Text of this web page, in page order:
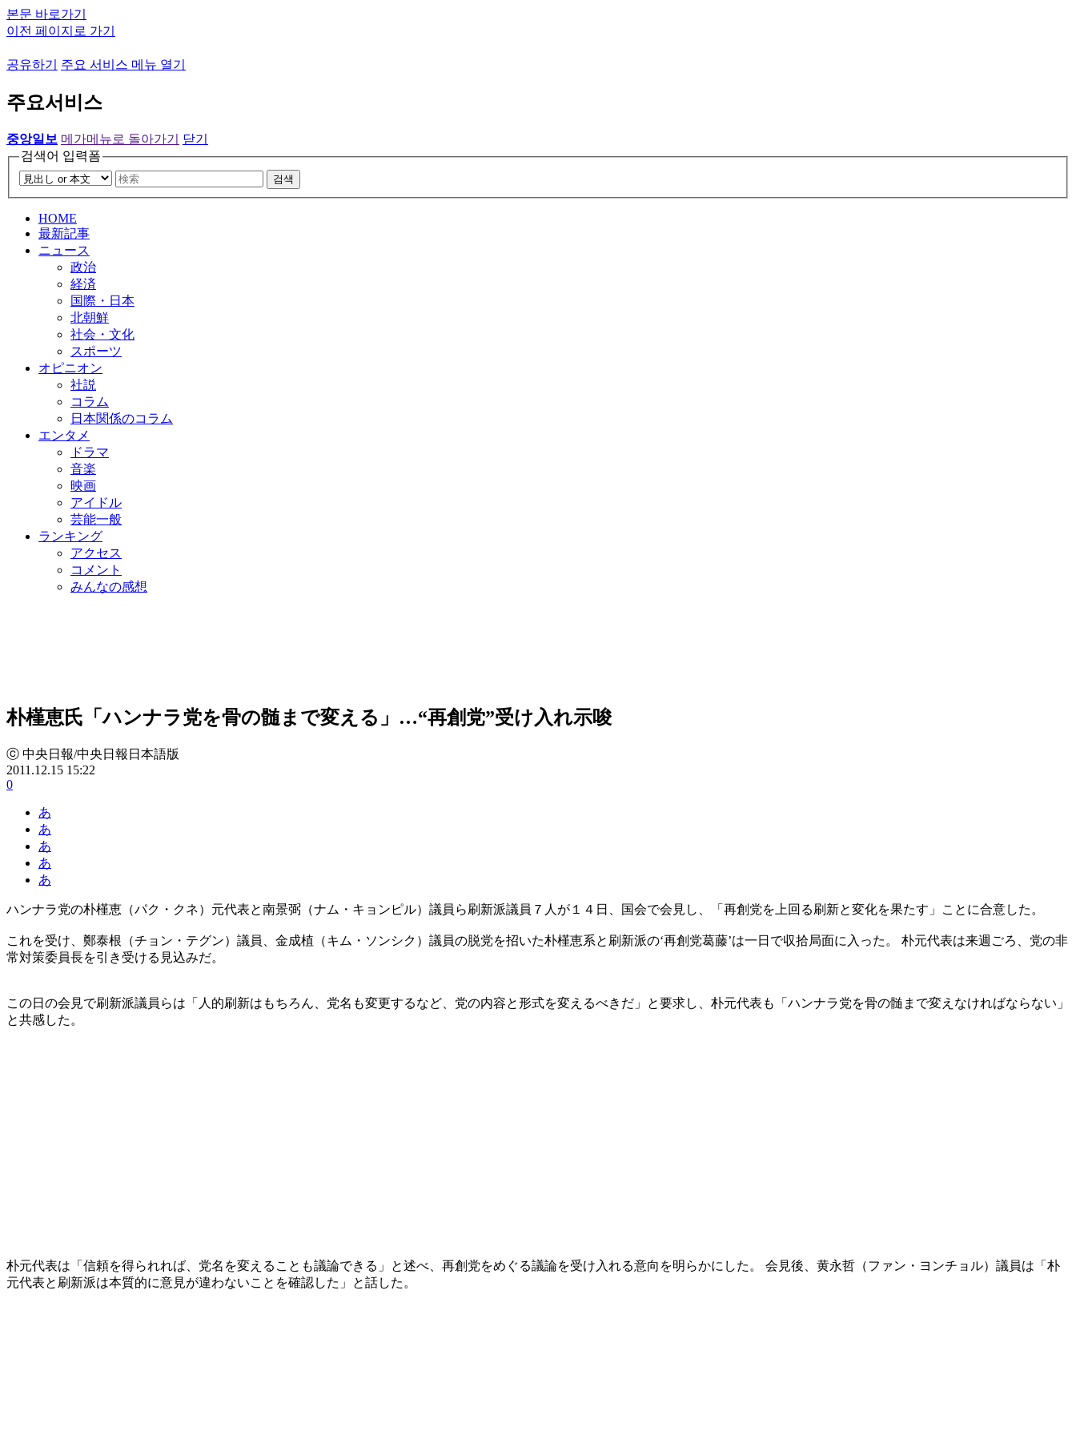
본문 바로가기
이전 페이지로 가기
공유하기 주요 서비스 메뉴 열기
주요서비스
중앙일보 메가메뉴로 돌아가기
닫기
검색어 입력폼
검색
HOME
最新記事
ニュース
政治
経済
国際・日本
北朝鮮
社会・文化
スポーツ
オピニオン
社説
コラム
日本関係のコラム
エンタメ
ドラマ
音楽
映画
アイドル
芸能一般
ランキング
アクセス
コメント
みんなの感想
朴槿恵氏「ハンナラ党を骨の髄まで変える」…“再創党”受け入れ示唆
ⓒ 中央日報/中央日報日本語版
2011.12.15 15:22
0
あ
あ
あ
あ
あ
ハンナラ党の朴槿恵（パク・クネ）元代表と南景弼（ナム・キョンピル）議員ら刷新派議員７人が１４日、国会で会見し、「再創党を上回る刷新と変化を果たす」ことに合意した。
これを受け、鄭泰根（チョン・テグン）議員、金成植（キム・ソンシク）議員の脱党を招いた朴槿恵系と刷新派の‘再創党葛藤’は一日で収拾局面に入った。 朴元代表は来週ごろ、党の非
常対策委員長を引き受ける見込みだ。
この日の会見で刷新派議員らは「人的刷新はもちろん、党名も変更するなど、党の内容と形式を変えるべきだ」と要求し、朴元代表も「ハンナラ党を骨の髄まで変えなければならない」
と共感した。
朴元代表は「信頼を得られれば、党名を変えることも議論できる」と述べ、再創党をめぐる議論を受け入れる意向を明らかにした。 会見後、黄永哲（ファン・ヨンチョル）議員は「朴
元代表と刷新派は本質的に意見が違わないことを確認した」と話した。